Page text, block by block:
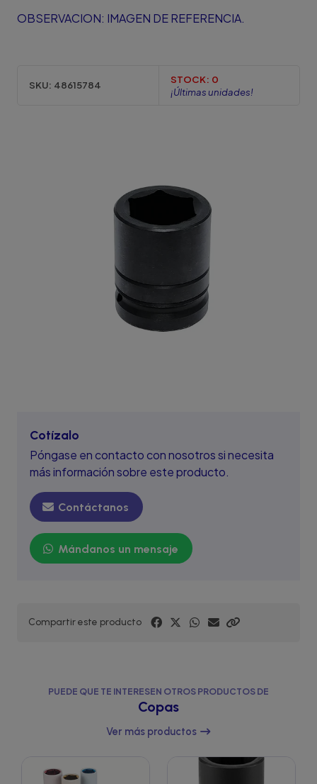
OBSERVACION: IMAGEN DE REFERENCIA.
SKU: 48615784 STOCK: 0
¡Últimas unidades!
Cotízalo
Póngase en contacto con nosotros si necesita
más información sobre este producto.
Contáctanos
Mándanos un mensaje
Compartir este producto
PUEDE QUE TE INTERESEN OTROS PRODUCTOS DE
Copas
Ver más productos